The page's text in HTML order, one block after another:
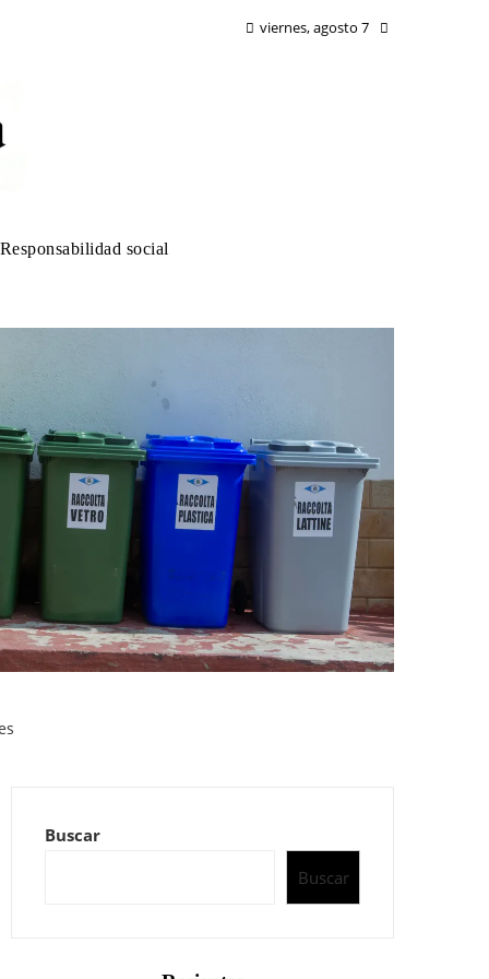
viernes, agosto 7
Responsabilidad social
Buscar
Buscar